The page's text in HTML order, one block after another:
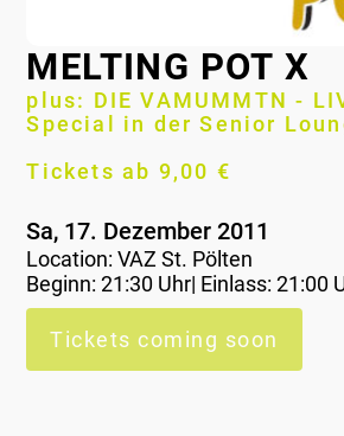
MELTING POT X
plus: DIE VAMUMMTN -
Special in der Senior
Tickets ab 9,00 €
Sa, 17. Dezember 2011
Location:VAZ St. Pölten
Beginn: 21:30 Uhr| Einlass: 21:00
Tickets coming soon